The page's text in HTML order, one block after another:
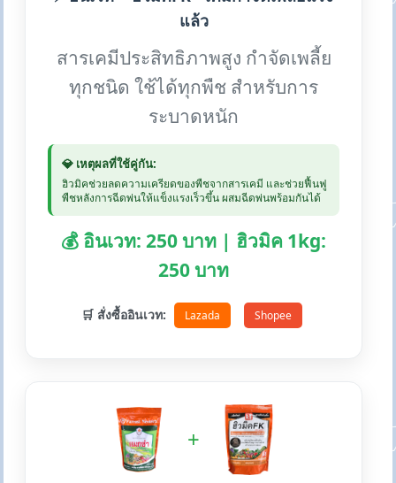
แล้ว
สารเคมีประสิทธิภาพสูง กำจัดเพลี้ย
ทุกชนิด ใช้ได้ทุกพืช สำหรับการ
ระบาดหนัก
💎 เหตุผลที่ใช้คู่กัน:
ฮิวมิคช่วยลดความเครียดของพืชจากสารเคมี และช่วยฟื้นฟู
พืชหลังการฉีดพ่นให้แข็งแรงเร็วขึ้น ผสมฉีดพ่นพร้อมกันได้
💰 อินเวท: 250 บาท | ฮิวมิค 1kg:
250 บาท
🛒 สั่งซื้ออินเวท: Lazada Shopee
+